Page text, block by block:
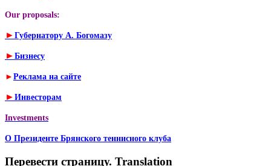
Our proposals:
► Губернатору А. Богомазу
► Бизнесу
► Реклама на сайте
► Инвесторам
Investments
О Президенте Брянского теннисного клуба
Перевести страницу. Translation